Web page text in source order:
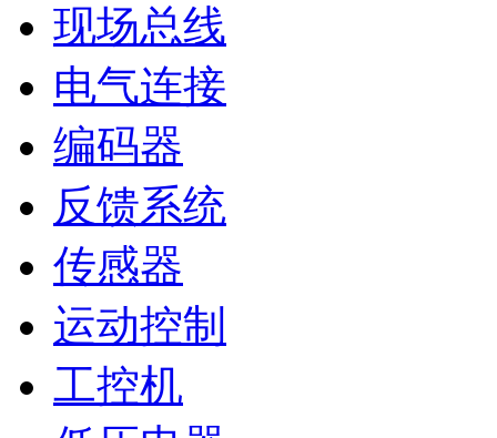
现场总线
电气连接
编码器
反馈系统
传感器
运动控制
工控机